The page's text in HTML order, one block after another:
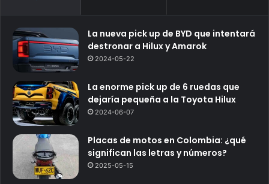
La nueva pick up de BYD que intentará
destronar a Hilux y Amarok
2024-05-22
La enorme pick up de 6 ruedas que
dejaría pequeña a la Toyota Hilux
2024-06-07
Placas de motos en Colombia: ¿qué
significan las letras y números?
2025-05-15